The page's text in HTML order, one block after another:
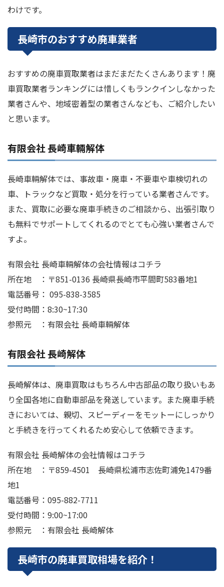
わけです。
長崎市のおすすめ廃車業者
おすすめの廃車買取業者はまだまだたくさんあります！廃
車買取業者ランキングには惜しくもランクインしなかった
業者さんや、地域密着型の業者さんなども、ご紹介したい
と思います。
有限会社 長崎車輛解体
長崎車輛解体では、事故車・廃車・不要車や車検切れの
車、トラックなど買取・処分を行っている業者さんです。
また、買取に必要な廃車手続きのご相談から、出張引取り
も無料でサポートしてくれるのでとても心強い業者さんで
すよ。
有限会社 長崎車輛解体の会社情報はコチラ
所在地 ：〒851-0136 長崎県長崎市平間町583番地1
電話番号： 095-838-3585
受付時間：8:30~17:30
参照元 ：有限会社 長崎車輛解体
有限会社 長崎解体
長崎解体は、廃車買取はもちろん中古部品の取り扱いもあ
り全国各地に自動車部品を発送しています。また廃車手続
きにおいては、親切、スピーディーをモットーにしっかり
と手続きを行ってくれるため安心して依頼できます。
有限会社 長崎解体の会社情報はコチラ
所在地 ：〒859-4501 長崎県松浦市志佐町浦免1479番
地1
電話番号：095-882-7711
受付時間：9:00~17:00
参照元 ：有限会社 長崎解体
長崎市の廃車買取相場を紹介！